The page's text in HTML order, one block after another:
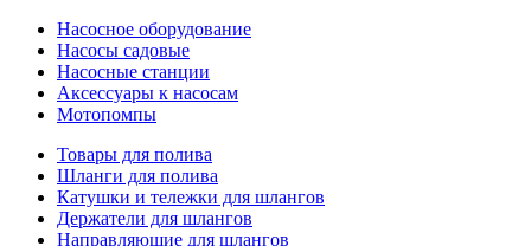
Насосное оборудование
Насосы садовые
Насосные станции
Аксессуары к насосам
Мотопомпы
Товары для полива
Шланги для полива
Катушки и тележки для шлангов
Держатели для шлангов
Направляющие для шлангов